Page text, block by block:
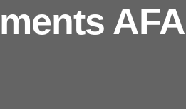
AFA